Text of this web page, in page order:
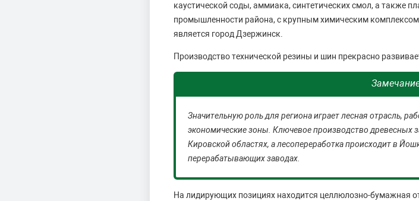
каустической соды, аммиака, синтетических смол, а также
промышленности района, с крупным химическим
является город Дзержинск.
Производство технической резины и шин прекрасно
Значительную роль для региона играет лесная отрасль,
экономические зоны. Ключевое производство древесных
Кировской областях, а лесопереработка происходит в
перерабатывающих заводах.
На лидирующих позициях находится целлюлозно-бумажная